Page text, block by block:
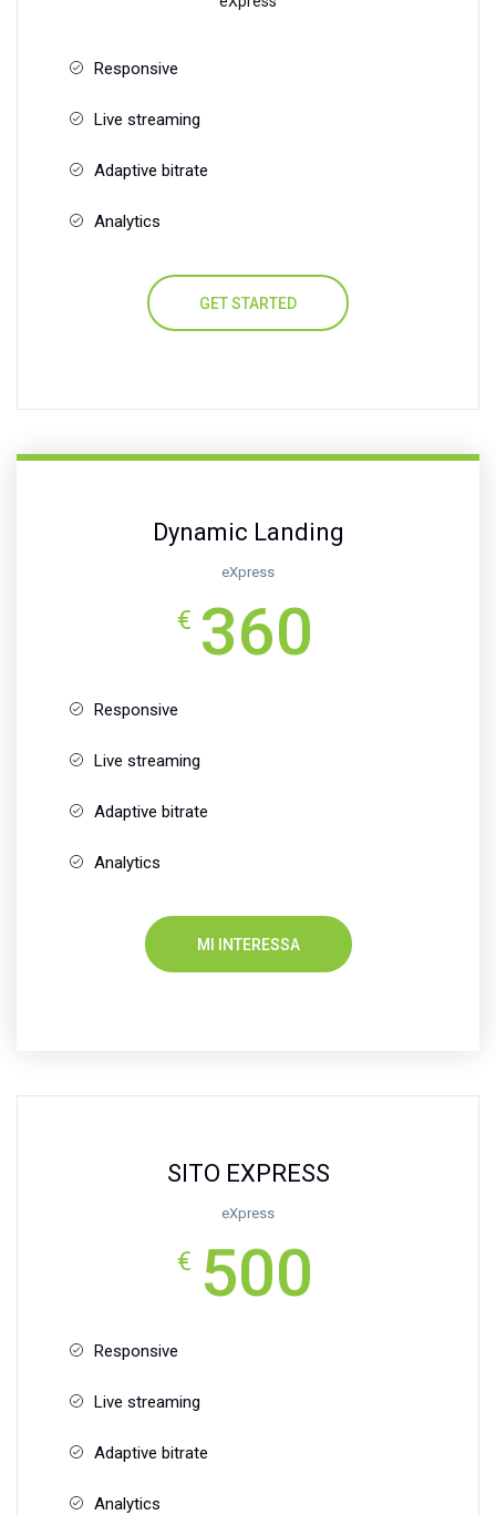
Responsive
Live streaming
Adaptive bitrate
Analytics
GET STARTED
Dynamic Landing
eXpress
€ 360
Responsive
Live streaming
Adaptive bitrate
Analytics
MI INTERESSA
SITO EXPRESS
eXpress
€ 500
Responsive
Live streaming
Adaptive bitrate
Analytics